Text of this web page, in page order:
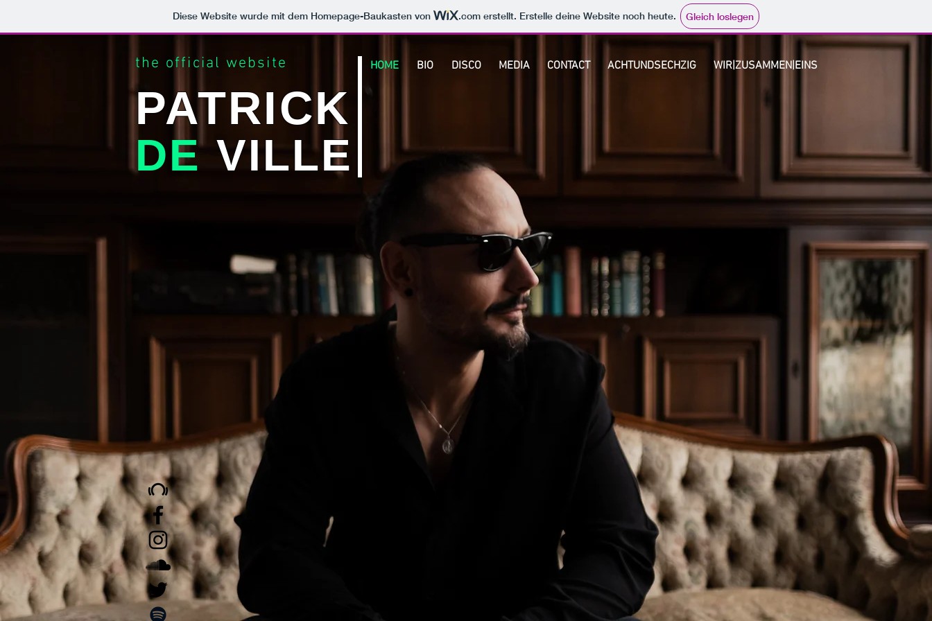
Diese Website wurde mit dem Homepage-Baukasten von .com erstellt. Erstelle deine Website noch heute. Gleich loslegen
the official website
PATRICK
DE VILLE
HOME BIO DISCO MEDIA CONTACT ACHTUNDSECHZIG WIR|ZUSAMMEN|EINS